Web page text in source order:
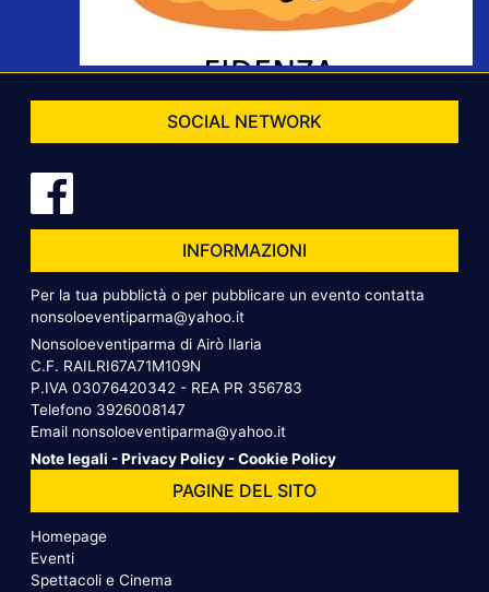
SOCIAL NETWORK
INFORMAZIONI
Per la tua pubblictà o per pubblicare un evento contatta
nonsoloeventiparma@yahoo.it
Nonsoloeventiparma di Airò Ilaria
C.F. RAILRI67A71M109N
P.IVA 03076420342 - REA PR 356783
Telefono 3926008147
Email nonsoloeventiparma@yahoo.it
Note legali -Privacy Policy -Cookie Policy
PAGINE DEL SITO
Homepage
Eventi
Spettacoli e Cinema